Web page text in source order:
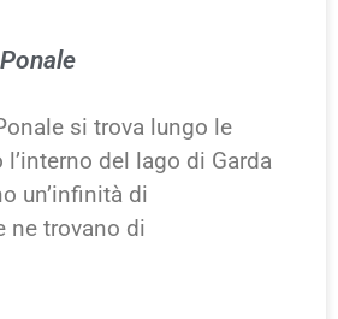
si trova lungo le
del lago di Garda
un’infinità di
ne trovano di